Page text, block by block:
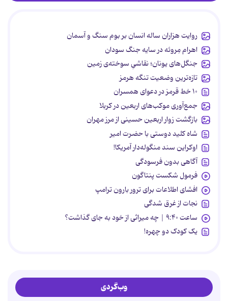
روایت هزاران ساله انسان بر بوم سنگ و آسمان
اهرام مِروئه در سایه جنگ سودان
جنگل‌های یونان؛ نقاشیِ سوخته‌ی زمین
تازه‌ترین وضعیت تنگه هرمز
۱۰ خط قرمز در دعوای همسران
جمع‌آوری موکب‌های اربعین در کربلا
بازگشت زوار اربعین حسینی از مرز مهران
شاه کلید دوستی با حضرت امیر
اوکراین سند منگوله‌دار آمریکا!
آگاهی بدون فرسودگی
فرمول شکست پنتاگون
افشای اطلاعات برای ترور بارون ترامپ
نجات از غرق شدگی
ساعت ۹:۴۰ | چه میراثی از خود به جای گذاشت؟
یک کودک دو چهره!
وب‌گردی